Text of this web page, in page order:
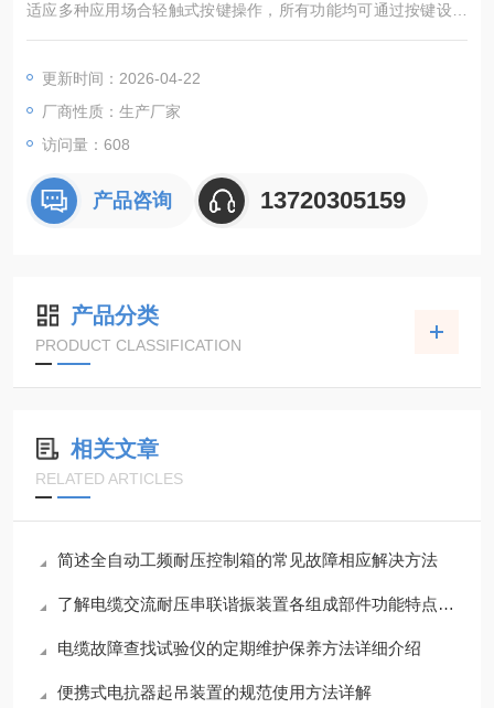
适应多种应用场合轻触式按键操作，所有功能均可通过按键设定
采用硬、软件抗干扰技术相结合，性能稳定，抗干扰性强
更新时间：2026-04-22
厂商性质：生产厂家
访问量：608
产品咨询 13720305159
产品分类
PRODUCT CLASSIFICATION
相关文章
RELATED ARTICLES
简述全自动工频耐压控制箱的常见故障相应解决方法
了解电缆交流耐压串联谐振装置各组成部件功能特点才能更好的使用它
电缆故障查找试验仪的定期维护保养方法详细介绍
便携式电抗器起吊装置的规范使用方法详解